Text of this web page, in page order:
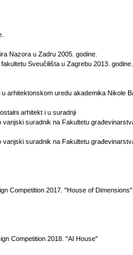
Nazora u Zadru 2005. godine.
Sveučilišta u Zagrebu 2013. godine.
arhitektonskom uredu akademika Nikole
arhitekt i u suradnji
vanjski suradnik na Fakultetu
vanjski suradnik na Fakultetu
Competition 2017. "House of Dimensions"
Competition 2018. "AI House"